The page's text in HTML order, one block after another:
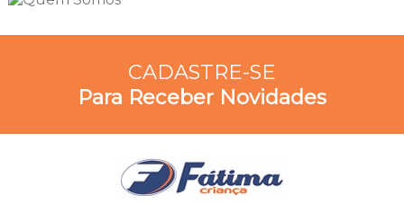
CADASTRE-SE
Para Receber Novidades